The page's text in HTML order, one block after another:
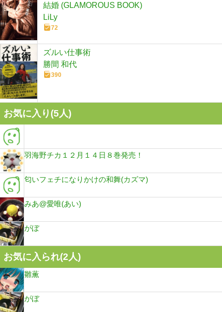
結婚 (GLAMOROUS BOOK)
LiLy
72
ズルい仕事術
勝間 和代
390
お気に入り(5人)
羽海野チカ１２月１４日８巻発売！
匂いフェチになりかけの和舞(カズマ)
みあ@愛唯(あい)
がぼ
お気に入られ(2人)
雛薫
がぼ